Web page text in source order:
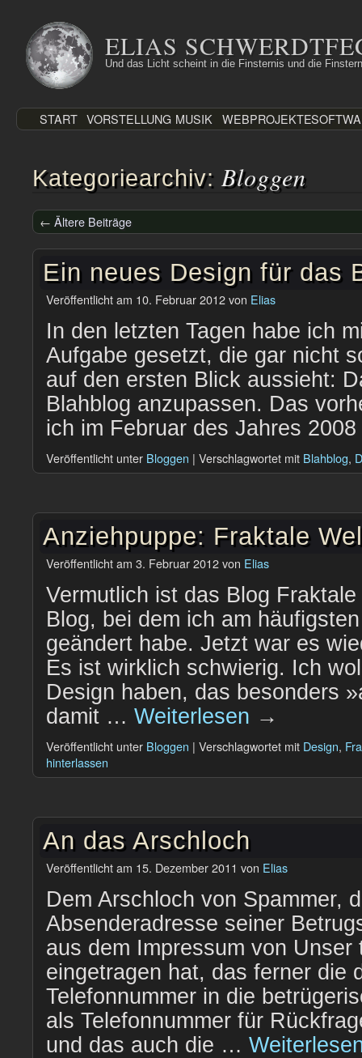
Inhalt
springen
ELIAS
Und das Licht scheint in die Finsternis und die
START VORSTELLUNG MUSIK WEBPROJEKTE
Kategoriearchiv: Bloggen
← Ältere Beiträge
Ein neues Design für das
Veröffentlicht am 10. Februar 2012von Elias
In den letzten Tagen habe ich
Aufgabe gesetzt, die gar nicht
auf den ersten Blick aussieht:
Blahblog anzupassen. Das
ich im Februar des Jahres
Veröffentlicht unter Bloggen | Verschlagwortet mit Blahblog,
Anziehpuppe: Fraktale
Veröffentlicht am 3. Februar 2012von Elias
Vermutlich ist das Blog
Blog, bei dem ich am
geändert habe. Jetzt war es
Es ist wirklich schwierig. Ich
Design haben, das besonders
damit … Weiterlesen →
Veröffentlicht unter Bloggen | Verschlagwortet mit Design,
hinterlassen
An das Arschloch
Veröffentlicht am 15. Dezember 2011 von Elias
Dem Arschloch von Spammer,
Absenderadresse seiner
aus dem Impressum von Unser
eingetragen hat, das ferner die
Telefonnummer in die
als Telefonnummer für
und das auch die …